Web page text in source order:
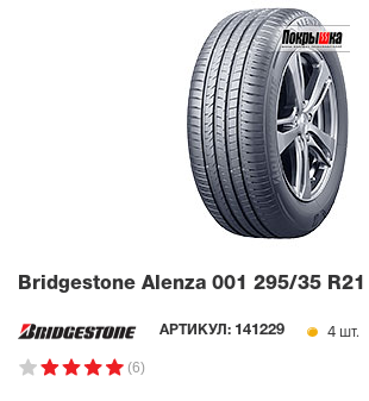
Bridgestone Alenza 001 295/35 R21
АРТИКУЛ: 141229 4 шт.
(6)